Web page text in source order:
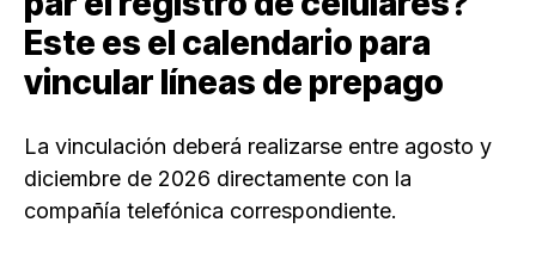
Este es el calendario para
vincular líneas de prepago
La vinculación deberá realizarse entre agosto y
diciembre de 2026 directamente con la
compañía telefónica correspondiente.